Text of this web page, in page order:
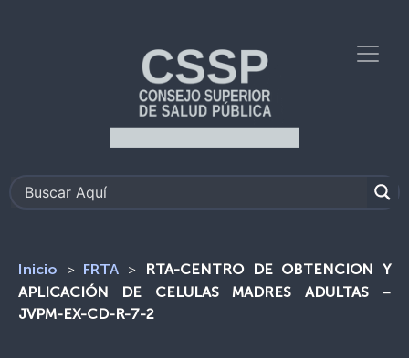
Inicio > FRTA >
RTA-CENTRO DE OBTENCION Y
APLICACIÓN DE CELULAS MADRES ADULTAS –
JVPM-EX-CD-R-7-2